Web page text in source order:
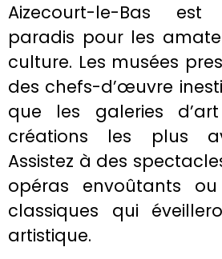
Aizecourt-le-Bas
paradis pour les
culture. Les musées
des chefs-d’œuvre
que les galeries
créations les plus
Assistez à des
opéras envoûtants
classiques qui
artistique.